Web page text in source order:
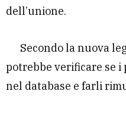
dell’unione.
Secondo la nuova
potrebbe verificare se
nel database e farli